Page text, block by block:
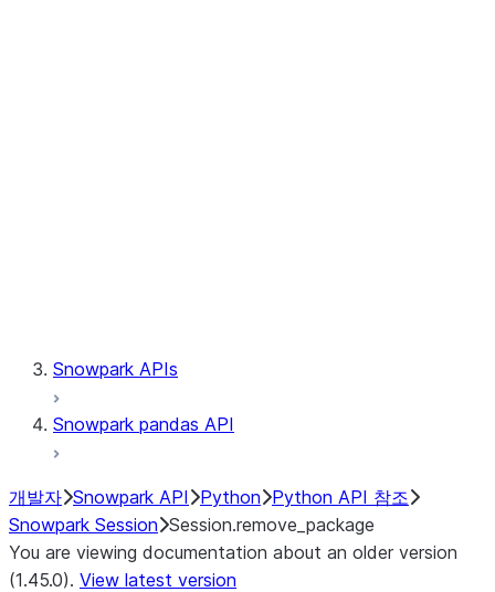
Snowpark APIs
Snowpark pandas API
개발자 Snowpark API Python Python API 참조
Snowpark Session Session.remove_package
You are viewing documentation about an older version
(1.45.0). View latest version